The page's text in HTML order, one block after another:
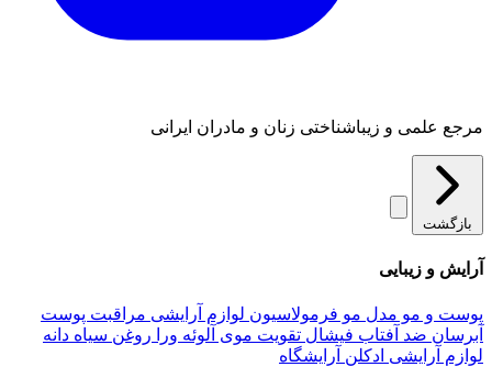
مرجع علمی و زیباشناختی زنان و مادران ایرانی
بازگشت
آرایش و زیبایی
پوست و مو مدل مو فرمولاسیون لوازم آرایشی مراقبت پوست
آبرسان ضد آفتاب فیشال تقویت موی آلوئه‌ ورا روغن سیاه دانه
لوازم آرایشی ادکلن آرایشگاه